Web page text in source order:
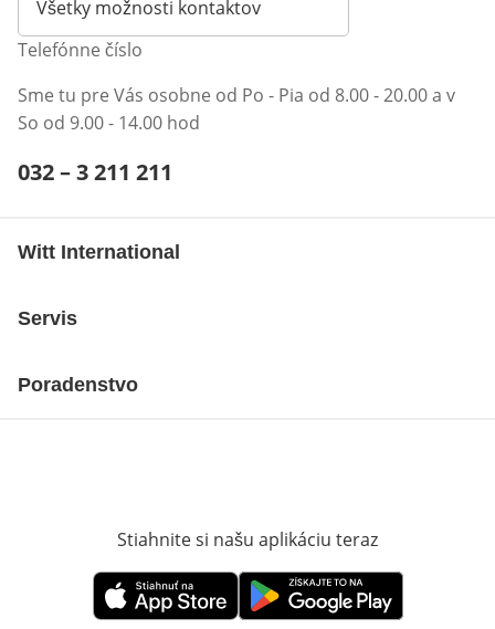
Všetky možnosti kontaktov
Telefónne číslo
Sme tu pre Vás osobne od Po - Pia od 8.00 - 20.00 a v
So od 9.00 - 14.00 hod
Telefónne číslo:
032 – 3 211 211
Witt International
Servis
Poradenstvo
Stiahnite si našu aplikáciu teraz
Otvorí sa vnovom okneOtvorí sa vnovom okne